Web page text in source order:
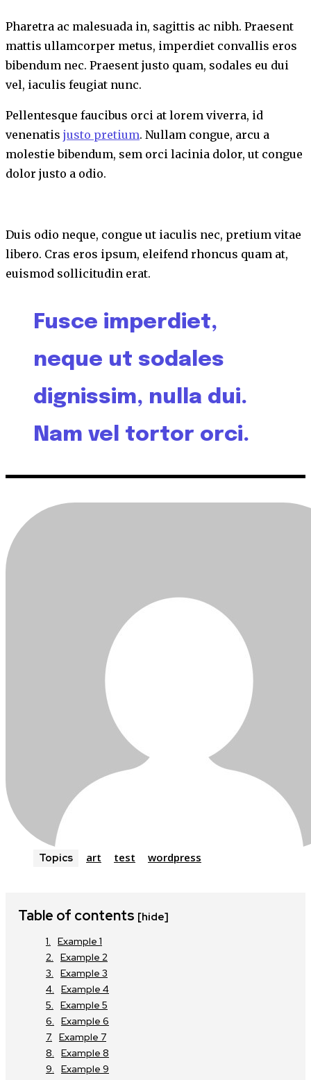
Pharetra ac malesuada in, sagittis ac nibh. Praesent
mattis ullamcorper metus, imperdiet convallis eros
bibendum nec. Praesent justo quam, sodales eu dui
vel, iaculis feugiat nunc.
Pellentesque faucibus orci at lorem viverra, id
venenatis justo pretium. Nullam congue, arcu a
molestie bibendum, sem orci lacinia dolor, ut congue
dolor justo a odio.
Duis odio neque, congue ut iaculis nec, pretium vitae
libero. Cras eros ipsum, eleifend rhoncus quam at,
euismod sollicitudin erat.
Fusce imperdiet,
neque ut sodales
dignissim, nulla dui.
Nam vel tortor orci.
Topics art test wordpress
Table of contents [hide]
Example 1
Example 2
Example 3
Example 4
Example 5
Example 6
Example 7
Example 8
Example 9